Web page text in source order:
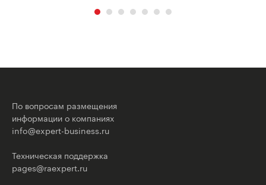
По вопросам размещения
информации о компаниях
info@expert-business.ru
Техническая поддержка
pages@raexpert.ru